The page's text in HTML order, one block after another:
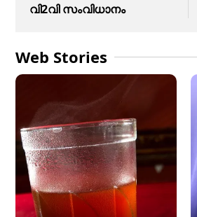
വി2വി സംവിധാനം
Web Stories